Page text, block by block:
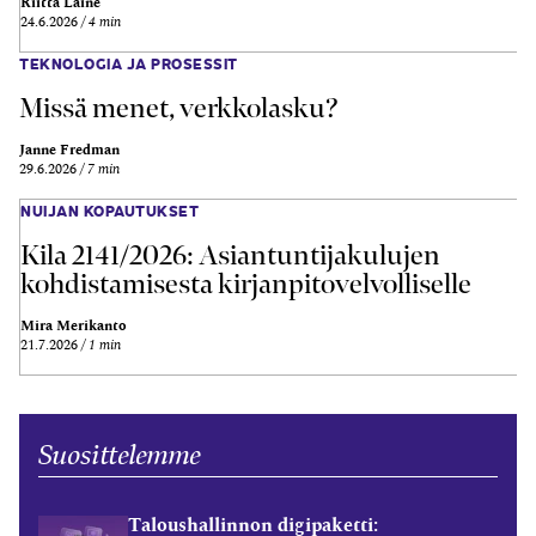
24.6.2026 4 min
TEKNOLOGIA JA PROSESSIT
Missä menet, verkkolasku?
Janne Fredman
29.6.2026 7 min
NUIJAN KOPAUTUKSET
Kila 2141/2026: Asiantuntijakulujen
kohdistamisesta kirjanpitovelvolliselle
Mira Merikanto
21.7.2026 1 min
Suosittelemme
Taloushallinnon digipaketti: